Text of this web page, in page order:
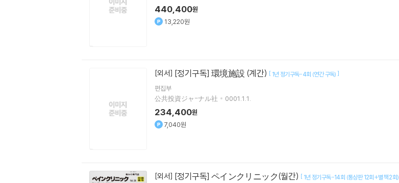
440,400원
13,220원
[외서] [정기구독] 環境施設 (계간) [ 1년 정기구독-4회 (연간 구독) ]
편집부
公共投資ジャ-ナル社
0001.1.1.
234,400원
7,040원
[외서] [정기구독] ペインクリニック(월간) [ 1년 정기구독-14회 (통상판 12회+별책 2회)